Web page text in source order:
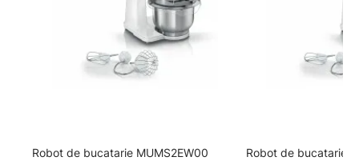
Robot de bucatarie MUMS2EW00
Robot de bucatarie